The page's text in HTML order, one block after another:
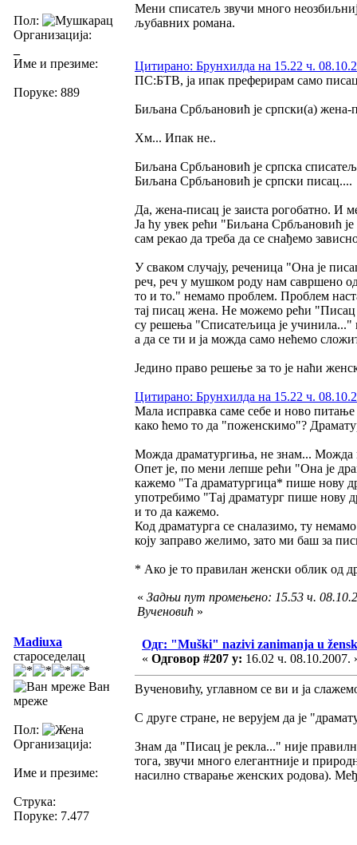
Пол:
Организација:
Име и презиме:
Поруке: 889
Мени списатељ звучи много
љубавних романа.
Цитирано: Брунхилда на 15.22 ч.
ПС:БТВ, ја ипак преферирам само
Биљана Србљановић је српски(а) жена-
Хм... Ипак не..
Биљана Србљановић је српска
Биљана Србљановић је српски писац....
Да, жена-писац је заиста рогобатно.
Ја ћу увек рећи "Биљана Србљановић
сам рекао да треба да се снађемо
У сваком случају, реченица "Она је
реч, реч у мушком роду нам савршено
то и то." немамо проблем. Проблем
тај писац жена. Не можемо рећи
су решења "Списатељица је
а да се ти и ја можда само нећемо
Једино право решење за то је наћи
Цитирано: Брунхилда на 15.22 ч.
Мала исправка саме себе и ново
како ћемо то да "поженскимо"?
Можда драматургиња, не знам... Можда
Опет је, по мени лепше рећи "Она је
кажемо "Та драматургица* пише нову
употребимо "Тај драматург пише нову
и то да кажемо.
Код драматурга се сналазимо, ту
коју заправо желимо, зато ми баш за
* Ако је то правилан женски облик од
« Задњи пут промењено: 15.53 ч.
Вученовић »
Madiuxa
староседелац
Ван
мреже
Пол:
Организација:
Име и презиме:
Струка:
Поруке: 7.477
Одг: "Muški" nazivi zanimanja u
« Одговор #207 у: 16.02 ч. 08.10.2007.
Вученовићу, углавном се ви и ја
С друге стране, не верујем да је
Знам да "Писац је рекла..." није
тога, звучи много елегантније и
насилно стварање женских родова).